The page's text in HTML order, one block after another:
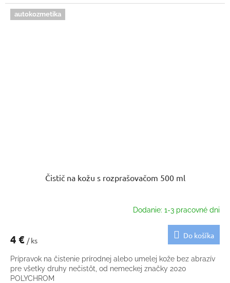
autokozmetika
Čistič na kožu s rozprašovačom 500 ml
Dodanie: 1-3 pracovné dni
4 € / ks
Do košíka
Prípravok na čistenie prírodnej alebo umelej kože bez abrazív
pre všetky druhy nečistôt, od nemeckej značky 2020
POLYCHROM